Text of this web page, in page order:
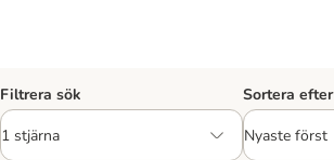
Filtrera sök Sortera efter